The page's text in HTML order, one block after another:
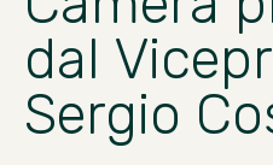
dal
Sergio